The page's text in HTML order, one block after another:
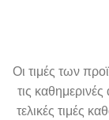
Οι τιμές των
τις
τελικές τιμές